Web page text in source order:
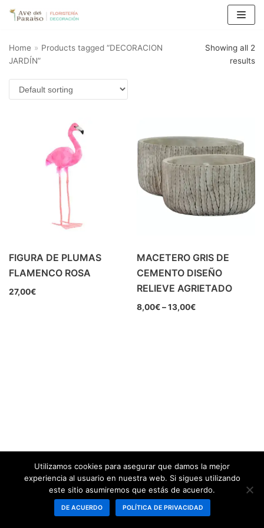
al
contenido
Home » Products tagged “DECORACION
JARDÍN”
Showing all 2
results
FIGURA DE PLUMAS
FLAMENCO ROSA
27,00€
MACETERO GRIS DE
CEMENTO DISEÑO
RELIEVE AGRIETADO
8,00€–13,00€
Neve| Funciona gracias aWordPress
Utilizamos cookies para asegurar que damos la mejor
experiencia al usuario en nuestra web. Si sigues utilizando
este sitio asumiremos que estás de acuerdo.
DE ACUERDO POLÍTICA DE PRIVACIDAD